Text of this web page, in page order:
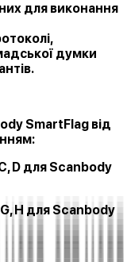
для виконання
думки
SmartFlag від
D для Scanbody
H для Scanbody